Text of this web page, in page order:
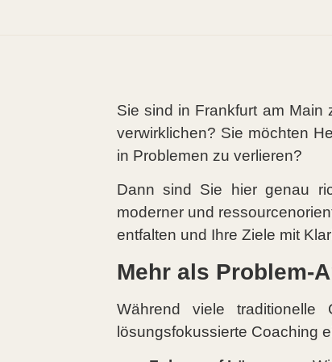
Sie sind in Frankfurt am
verwirklichen? Sie möchten
in Problemen zu verlieren?
Dann sind Sie hier genau
moderner und
entfalten und Ihre Ziele mit
Mehr als Problem-
Während viele
lösungsfokussierte Coaching